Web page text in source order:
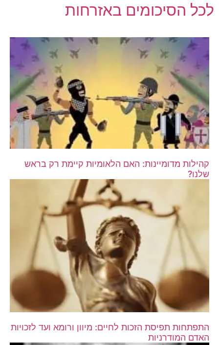
לכל הסיכומים באזרחות
קהילות מדומיינות: האם הלאומיות קיימת רק בראש
שלנו?
התפתחות תפיסת הזכות לחיים: מיוון ורומא ועד לזכויות
האדם המודרניות